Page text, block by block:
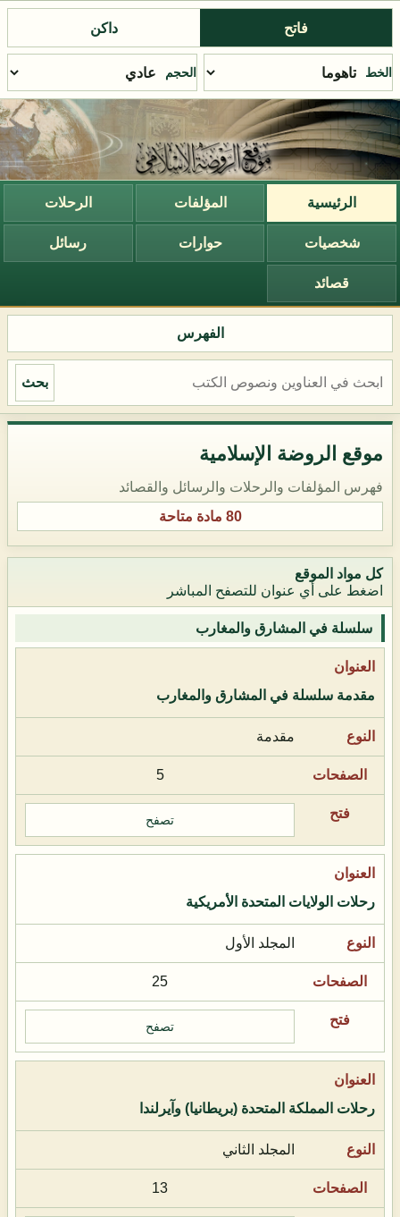
فاتح داكن
الخط الحجم
الرئيسية المؤلفات الرحلات
شخصيات حوارات رسائل
قصائد
الفهرس
بحث
موقع الروضة الإسلامية
فهرس المؤلفات والرحلات والرسائل والقصائد
80 مادة متاحة
كل مواد الموقع
اضغط على أي عنوان للتصفح المباشر
سلسلة في المشارق والمغارب
مقدمة سلسلة في المشارق والمغارب
مقدمة
5
تصفح
رحلات الولايات المتحدة الأمريكية
المجلد الأول
25
تصفح
رحلات المملكة المتحدة (بريطانيا) وآيرلندا
المجلد الثاني
13